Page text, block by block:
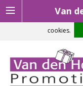
Van
Om onze website
cookies.